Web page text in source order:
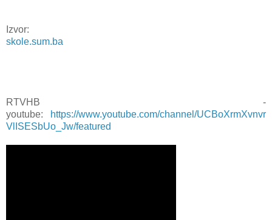
Izvor:
skole.sum.ba
RTVHB -
youtube:
https://www.youtube.com/channel/UCBoXrmXvnvr
VlISESbUo_Jw/featured